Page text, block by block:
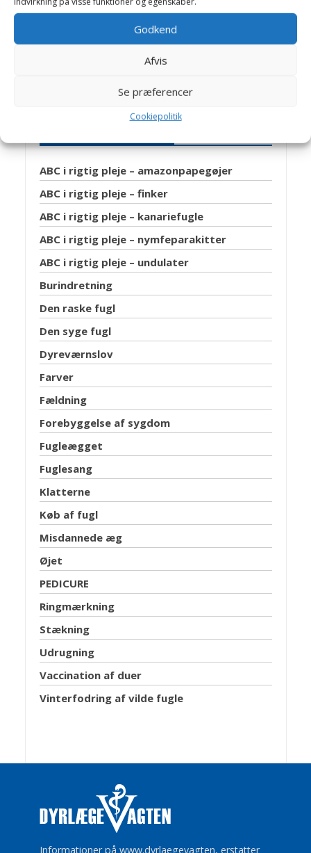
Godkend
Afvis
Se præferencer
Cookiepolitik
Jens Bakkegaard: Dyrlæge og leder af
Hillerød Dyrehospital og Helsinge
Hestehospital. En travl hverdag med
mange spændende opgaver, -som
ABC i rigtig pleje – amazonpapegøjer
ABC i rigtig pleje – finker
ABC i rigtig pleje – kanariefugle
ABC i rigtig pleje – nymfeparakitter
ABC i rigtig pleje – undulater
Burindretning
Den raske fugl
Den syge fugl
Dyreværnslov
Farver
Fældning
Forebyggelse af sygdom
Fugleægget
Fuglesang
Klatterne
Køb af fugl
Misdannede æg
Øjet
PEDICURE
Ringmærkning
Stækning
Udrugning
Vaccination af duer
Vinterfodring af vilde fugle
Informationer på www.dyrlaegevagten, erstatter